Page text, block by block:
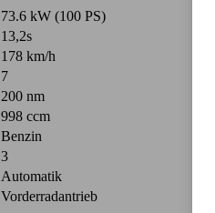
73.6 kW (100 PS)
13,2s
178 km/h
7
200 nm
998 ccm
Benzin
3
Automatik
Vorderradantrieb